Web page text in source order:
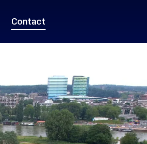
Contact